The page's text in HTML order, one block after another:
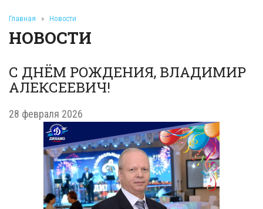
Главная » Новости
НОВОСТИ
С ДНЁМ РОЖДЕНИЯ, ВЛАДИМИР
АЛЕКСЕЕВИЧ!
28 февраля 2026